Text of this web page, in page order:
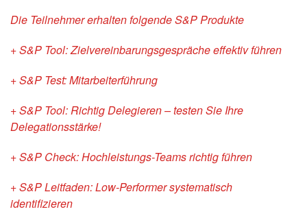
Die Teilnehmer erhalten folgende S&P Produkte
+ S&P Tool: Zielvereinbarungsgespräche effektiv führen
+ S&P Test: Mitarbeiterführung
+ S&P Tool: Richtig Delegieren – testen Sie Ihre
Delegationsstärke!
+ S&P Check: Hochleistungs-Teams richtig führen
+ S&P Leitfaden: Low-Performer systematisch
identifizieren